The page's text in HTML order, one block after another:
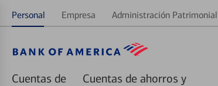
Personal Empresa Administración Patrimonial
Cuentas de
Cuentas de ahorros y